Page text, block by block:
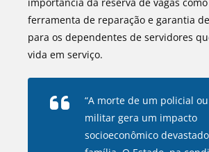
ferramenta de reparação e garantia
para os dependentes de servidores
vida em serviço.
“A morte de um policial
militar gera um impacto
socioeconômico